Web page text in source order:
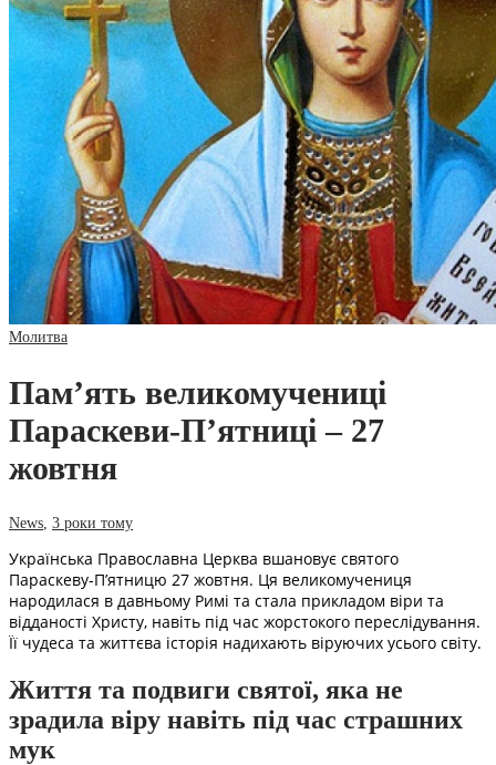
Молитва
Пам’ять великомучениці
Параскеви-П’ятниці – 27
жовтня
News 3 роки тому
Українська Православна Церква вшановує святого
Параскеву-П’ятницю 27 жовтня. Ця великомучениця
народилася в давньому Римі та стала прикладом віри та
відданості Христу, навіть під час жорстокого переслідування.
Її чудеса та життєва історія надихають віруючих усього світу.
Життя та подвиги святої, яка не
зрадила віру навіть під час страшних
мук